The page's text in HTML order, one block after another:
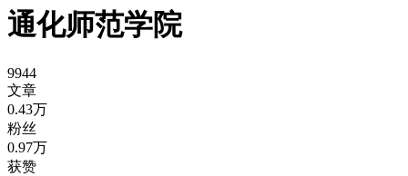
通化师范学院
9944
文章
0.43万
粉丝
0.97万
获赞